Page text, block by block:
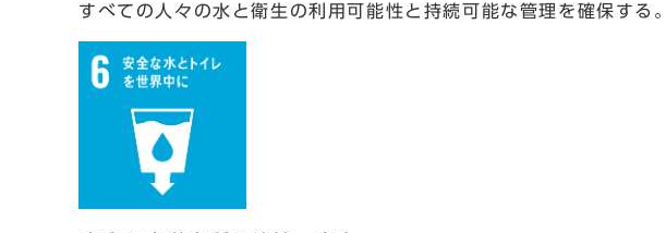
すべての人々の水と衛生の利用可能性と持続可能な管理を確保する。